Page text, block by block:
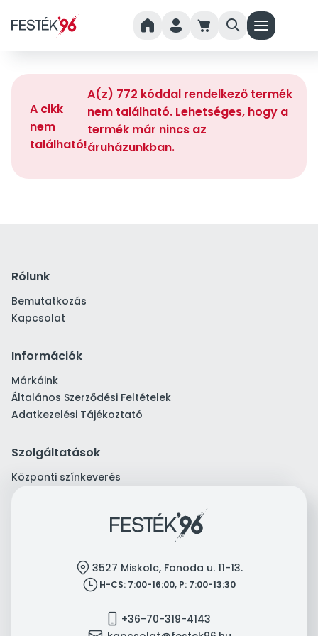
home person cart search menu
A cikk
nem
található!
A(z) 772 kóddal rendelkező termék
nem található. Lehetséges, hogy a
termék már nincs az
áruházunkban.
Rólunk
Bemutatkozás
Kapcsolat
Információk
Márkáink
Általános Szerződési Feltételek
Adatkezelési Tájékoztató
Szolgáltatások
Központi színkeverés
location 3527 Miskolc, Fonoda u. 11-13.
clock H-CS: 7:00-16:00, P: 7:00-13:30
mobile +36-70-319-4143